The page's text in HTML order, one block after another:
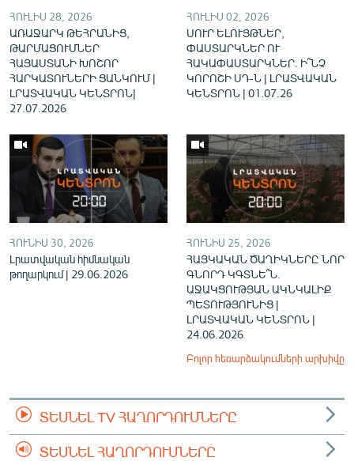
ՀՈՒԼԻՍ 28, 2026
ԱՌԱՋԱՐԿ ԹԵՀՐԱՆԻՑ,
ԹԱՐՄԱՑՈՒՄՆԵՐ
ՀԱՅԱՍՏԱՆԻ ԽՈՇՈՐ
ՀԱՐԿԱՏՈՒՆԵՐԻ ՑԱՆԿՈՒՄ |
ԼՐԱՏՎԱԿԱՆ ԿԵՆՏՐՈՆ|
27.07.2026
ՀՈՒԼԻՍ 02, 2026
ՍՈՒՐ ԵԼՈՒՅԹՆԵՐ,
ՓԱՍՏԱՐԿՆԵՐ ՈՒ
ՀԱԿԱՓԱՍՏԱՐԿՆԵՐ. Ի՞ՆՉ
ԿՈՐՈՇԻ ՍԴ-Ն | ԼՐԱՏՎԱԿԱՆ
ԿԵՆՏՐՈՆ | 01.07.26
ՀՈՒՆԻՍ 30, 2026
Լրատվական հիմնական
թողարկում | 29.06.2026
ՀՈՒՆԻՍ 25, 2026
ՀԱՅԿԱԿԱՆ ԾԱՂԻԿՆԵՐԸ ՆՈՐ
ԳՆՈՐԴ ԿԳՏՆԵ՞Ն.
ԱՋԱԿՑՈՒԹՅԱՆ ԱԿՆԿԱԼԻՔ
ՊԵՏՈՒԹՅՈՒՆԻՑ |
ԼՐԱՏՎԱԿԱՆ ԿԵՆՏՐՈՆ |
24.06.2026
Բոլոր հեռարձակումների արխիվը
ՏԵՍՆԵԼ TV ՀԱՂՈՐԴՈՒՄՆԵՐԸ
ՏԵՍՆԵԼ ՀԱՂՈՐԴՈՒՄՆԵՐԸ